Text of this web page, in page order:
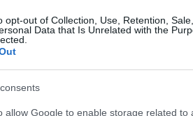
opt-out of Collection, Use, Retention,
Data that Is Unrelated with the
allow Google to enable storage related to
is
ami
a konstrukció legmagasabb